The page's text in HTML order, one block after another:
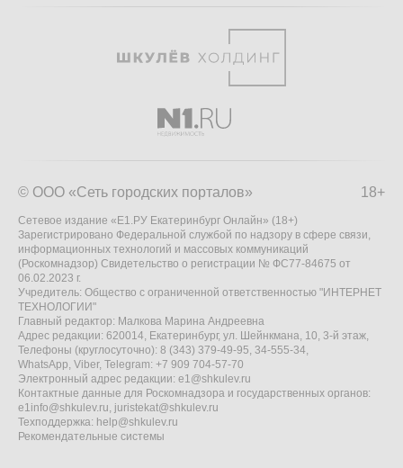
18+
© ООО «Сеть городских порталов»
Сетевое издание «Е1.РУ Екатеринбург Онлайн» (18+)
Зарегистрировано Федеральной службой по надзору в сфере связи,
информационных технологий и массовых коммуникаций
(Роскомнадзор) Свидетельство о регистрации № ФС77-84675 от
06.02.2023 г.
Учредитель: Общество с ограниченной ответственностью "ИНТЕРНЕТ
ТЕХНОЛОГИИ"
Главный редактор: Малкова Марина Андреевна
Адрес редакции: 620014, Екатеринбург, ул. Шейнкмана, 10, 3-й этаж,
Телефоны (круглосуточно): 8 (343) 379-49-95, 34-555-34,
WhatsApp, Viber, Telegram: +7 909 704-57-70
Электронный адрес редакции: e1@shkulev.ru
Контактные данные для Роскомнадзора и государственных органов:
e1info@shkulev.ru, juristekat@shkulev.ru
Техподдержка: help@shkulev.ru
Рекомендательные системы